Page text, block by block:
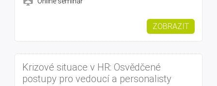
ZOBRAZIT
Krizové situace v HR: Osvědčené
postupy pro vedoucí a personalisty